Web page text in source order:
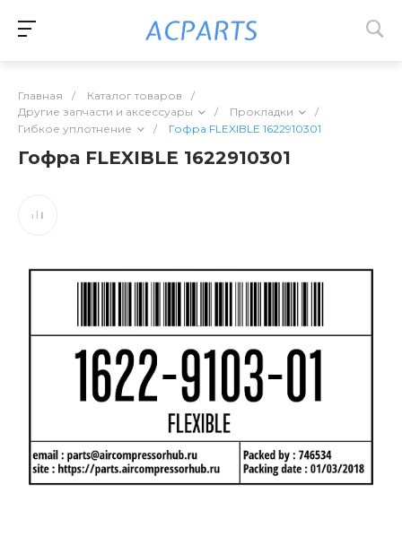
Главная / Каталог товаров
/
Другие запчасти и аксессуары
/ Прокладки
/
Гибкое уплотнение
/ Гофра FLEXIBLE 1622910301
Гофра FLEXIBLE 1622910301